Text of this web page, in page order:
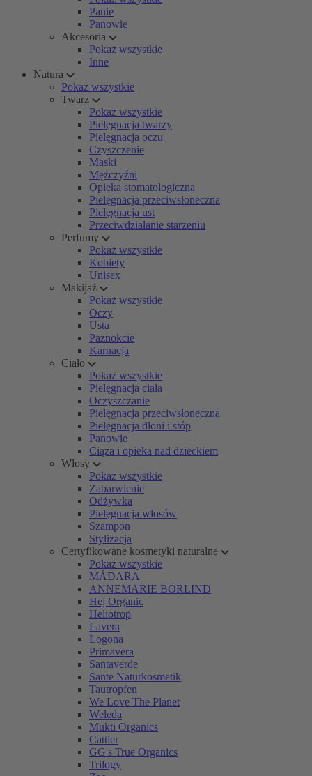
Panie
Panowie
Akcesoria
Pokaż wszystkie
Inne
Natura
Pokaż wszystkie
Twarz
Pokaż wszystkie
Pielęgnacja twarzy
Pielęgnacja oczu
Czyszczenie
Maski
Mężczyźni
Opieka stomatologiczna
Pielęgnacja przeciwsłoneczna
Pielęgnacja ust
Przeciwdziałanie starzeniu
Perfumy
Pokaż wszystkie
Kobiety
Unisex
Makijaż
Pokaż wszystkie
Oczy
Usta
Paznokcie
Karnacja
Ciało
Pokaż wszystkie
Pielęgnacja ciała
Oczyszczanie
Pielęgnacja przeciwsłoneczna
Pielęgnacja dłoni i stóp
Panowie
Ciąża i opieka nad dzieckiem
Włosy
Pokaż wszystkie
Zabarwienie
Odżywka
Pielęgnacja włosów
Szampon
Stylizacja
Certyfikowane kosmetyki naturalne
Pokaż wszystkie
MÁDARA
ANNEMARIE BÖRLIND
Hej Organic
Heliotrop
Lavera
Logona
Primavera
Santaverde
Sante Naturkosmetik
Tautropfen
We Love The Planet
Weleda
Mukti Organics
Cattier
GG's True Organics
Trilogy